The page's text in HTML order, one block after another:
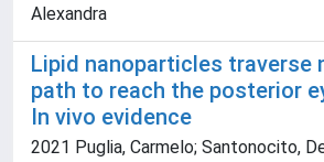
Alexandra
Lipid nanoparticles traverse
path to reach the posterior
In vivo evidence
2021 Puglia, Carmelo; Santonocito,